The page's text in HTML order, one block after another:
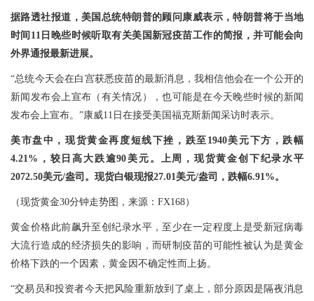
据路透社报道，美国总统特朗普的顾问康威表示，特朗普将于当地
时间11日晚些时候听取有关美国新冠疫苗工作的简报，并可能会向
外界通报最新进展。
“总统今天会在白宫获悉疫苗的最新消息，我相信他会在一个公开的
新闻发布会上宣布（有关情况），也可能是在今天晚些时候的新闻
发布会上宣布。”康威11日在接受美国福克斯新闻采访时表示。
美市盘中，现货黄金再度短线下挫，跌至1940美元下方，跌幅
4.21%，较日高大跌逾90美元。上周，现货黄金创下纪录水平
2072.50美元/盎司。现货白银现报27.01美元/盎司，跌幅6.91%。
（现货黄金30分钟走势图，来源：FX168）
黄金价格此前飙升至创纪录水平，至少在一定程度上是受新冠病毒
大流行造成的经济损失的影响，而研制疫苗的可能性被认为是黄金
价格下跌的一个因素，黄金因不确定性而上扬。
“交易员和投资者今天把风险重新放到了桌上，部分原因是隔夜消息